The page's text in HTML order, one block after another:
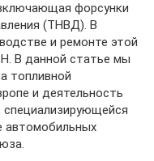
форсунки
(ТНВД). В
и ремонте этой
В данной статье мы
топливной
и деятельность
автомобильных